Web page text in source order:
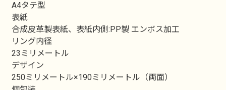
A4タテ型
表紙
合成皮革製表紙、表紙内側:PP製 エンボス加工
リング内径
23ミリメートル
デザイン
250ミリメートル×190ミリメートル（両面）